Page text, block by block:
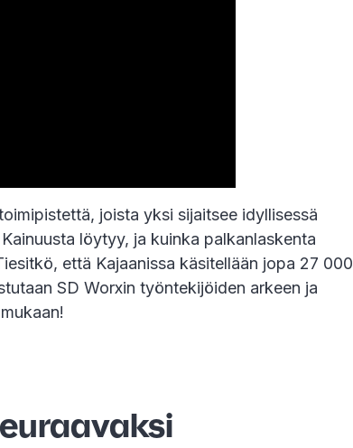
joista yksi sijaitsee idyllisessä
löytyy, ja kuinka palkanlaskenta
että Kajaanissa käsitellään jopa 27 000
SD Worxin työntekijöiden arkeen ja